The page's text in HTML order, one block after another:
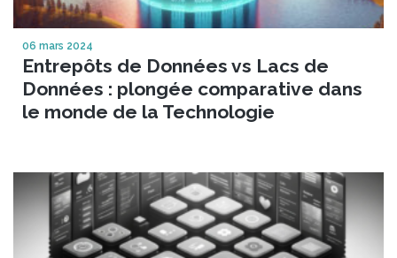
06 mars 2024
Entrepôts de Données vs Lacs de
Données : plongée comparative dans
le monde de la Technologie